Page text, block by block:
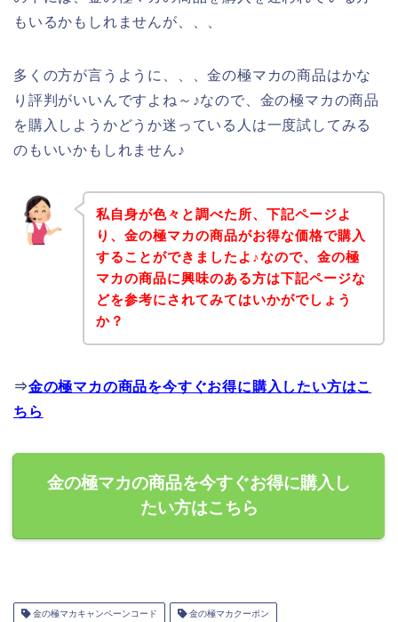
もいるかもしれませんが、、、
多くの方が言うように、、、金の極マカの商品はかな
り評判がいいんですよね～♪なので、金の極マカの商品
を購入しようかどうか迷っている人は一度試してみる
のもいいかもしれません♪
私自身が色々と調べた所、下記ページよ
り、金の極マカの商品がお得な価格で購入
することができましたよ♪なので、金の極
マカの商品に興味のある方は下記ページな
どを参考にされてみてはいかがでしょう
か？
⇒金の極マカの商品を今すぐお得に購入したい方はこ
ちら
金の極マカの商品を今すぐお得に購入し
たい方はこちら
金の極マカキャンペーンコード 金の極マカクーポン